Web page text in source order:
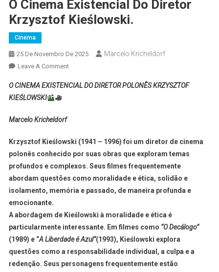
O Cinema Existencial Do Diretor
Krzysztof Kieślowski.
Cinema
25 De Novembro De 2025 Marcelo Kricheldorf
Leave A Comment
O CINEMA EXISTENCIAL DO DIRETOR POLONÊS KRZYSZTOF
KIEŚLOWSKI
Marcelo Kricheldorf
Krzysztof Kieślowski (1941 – 1996) foi um diretor de cinema
polonês conhecido por suas obras que exploram temas
profundos e complexos. Seus filmes frequentemente
abordam questões como moralidade e ética, solidão e
isolamento, memória e passado, de maneira profunda e
emocionante.
A abordagem de Kieślowski à moralidade e ética é
particularmente interessante. Em filmes como “O Decálogo”
(1989) e “A Liberdade é Azul”(1993), Kieślowski explora
questões como a responsabilidade individual, a culpa e a
redenção. Seus personagens frequentemente estão